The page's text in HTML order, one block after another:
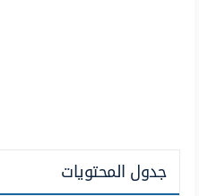
جدول المحتويات